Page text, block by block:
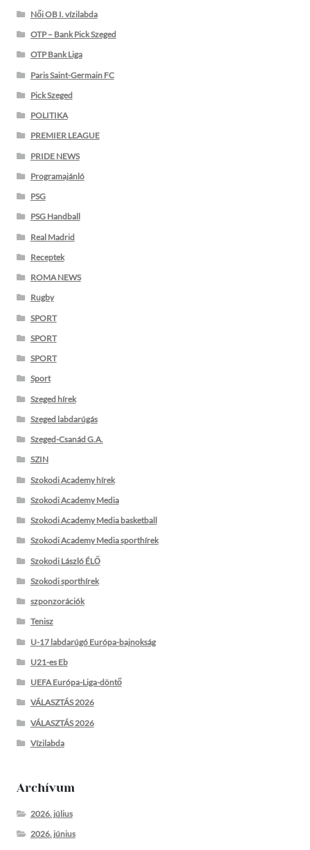
Női OB I. vízilabda
OTP – Bank Pick Szeged
OTP Bank Liga
Paris Saint-Germain FC
Pick Szeged
POLITIKA
PREMIER LEAGUE
PRIDE NEWS
Programajánló
PSG
PSG Handball
Real Madrid
Receptek
ROMA NEWS
Rugby
SPORT
SPORT
SPORT
Sport
Szeged hírek
Szeged labdarúgás
Szeged-Csanád G.A.
SZIN
Szokodi Academy hírek
Szokodi Academy Media
Szokodi Academy Media basketball
Szokodi Academy Media sporthírek
Szokodi László ÉLŐ
Szokodi sporthírek
szponzorációk
Tenisz
U-17 labdarúgó Európa-bajnokság
U21-es Eb
UEFA Európa-Liga-döntő
VÁLASZTÁS 2026
VÁLASZTÁS 2026
Vízilabda
Archívum
2026. július
2026. június